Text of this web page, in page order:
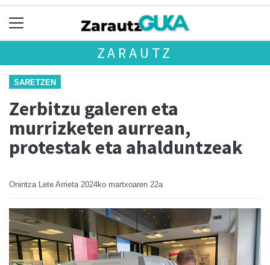
ZARAUTZ
SARETZEN
Zerbitzu galeren eta
murrizketen aurrean,
protestak eta ahalduntzeak
Onintza Lete Arrieta 2024ko martxoaren 22a